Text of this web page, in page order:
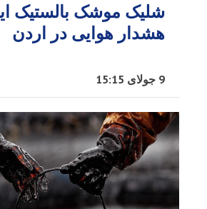
شلیک موشک بالستیک
هشدار هوایی در اردن
9 جولای 15:15